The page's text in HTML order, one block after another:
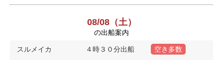
08/08（土）
の出船案内
スルメイカ ４時３０分出船 空き多数